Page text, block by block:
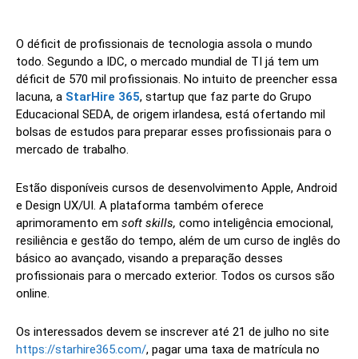
O déficit de profissionais de tecnologia assola o mundo
todo. Segundo a IDC, o mercado mundial de TI já tem um
déficit de 570 mil profissionais. No intuito de preencher essa
lacuna, a StarHire 365, startup que faz parte do Grupo
Educacional SEDA, de origem irlandesa, está ofertando mil
bolsas de estudos para preparar esses profissionais para o
mercado de trabalho.
Estão disponíveis cursos de desenvolvimento Apple, Android
e Design UX/UI. A plataforma também oferece
aprimoramento em soft skills, como inteligência emocional,
resiliência e gestão do tempo, além de um curso de inglês do
básico ao avançado, visando a preparação desses
profissionais para o mercado exterior. Todos os cursos são
online.
Os interessados devem se inscrever até 21 de julho no site
https://starhire365.com/, pagar uma taxa de matrícula no